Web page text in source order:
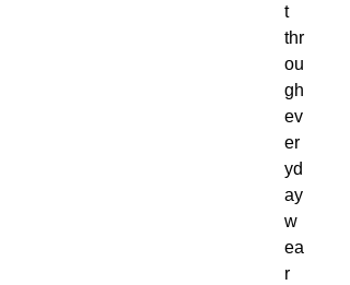
t
thr
ou
gh
ev
er
yd
ay
w
ea
r